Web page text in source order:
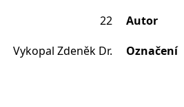
22 Autor
Vykopal Zdeněk Dr. Označení